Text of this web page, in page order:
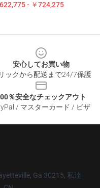
- ￥724,275
安心してお買い物
ックから配送まで24/7保護
％安全なチェックアウト
/ マスターカード / ビザ
Ga 30215, 私達